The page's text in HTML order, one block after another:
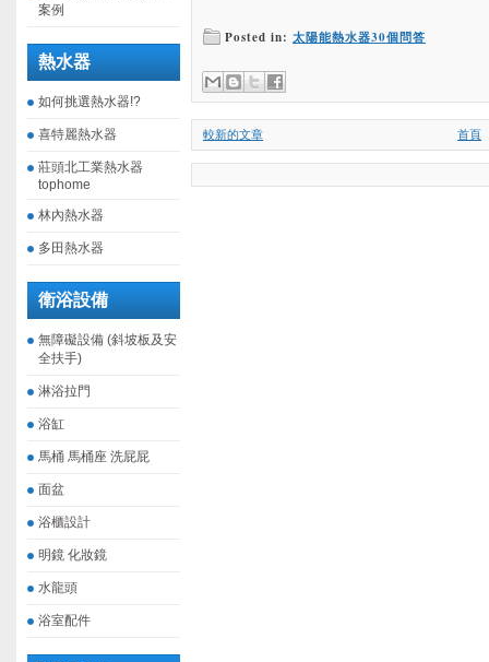
案例
熱水器
如何挑選熱水器!?
喜特麗熱水器
莊頭北工業熱水器
tophome
林內熱水器
多田熱水器
衛浴設備
無障礙設備 (斜坡板及安
全扶手)
淋浴拉門
浴缸
馬桶 馬桶座 洗屁屁
面盆
浴櫃設計
明鏡 化妝鏡
水龍頭
浴室配件
Posted in: 太陽能熱水器30個問答
較新的文章 首頁